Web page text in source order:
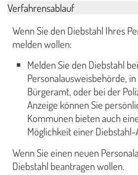
Verfahrensablauf
Wenn Sie den Diebstahl Ihres
melden wollen:
Melden Sie den Diebstahl
Personalausweisbehörde,
Bürgeramt, oder bei der
Anzeige können Sie
Kommunen bieten auch
Möglichkeit einer Diebstahl-
Wenn Sie einen neuen
Diebstahl beantragen wollen.